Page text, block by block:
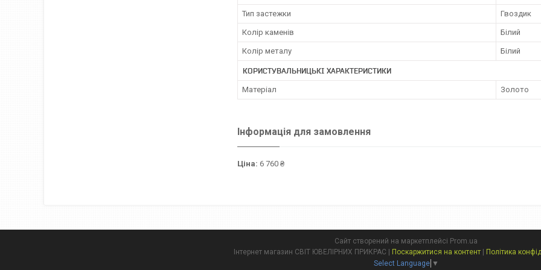
Тип застежки Гвоздик
Колір каменів Білий
Колір металу Білий
КОРИСТУВАЛЬНИЦЬКІ ХАРАКТЕРИСТИКИ
Матеріал Золото
Інформація для замовлення
Ціна: 6 760 ₴
Сайт створений на маркетплейсі Prom.ua
Поскаржитися на контент
Політика
Select Language ▼